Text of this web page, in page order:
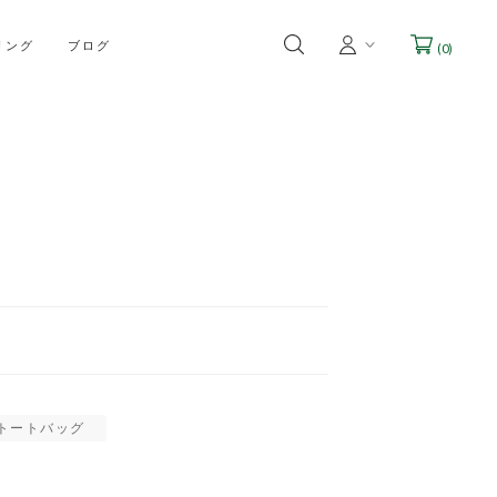
ング ブログ (0)
トートバッグ